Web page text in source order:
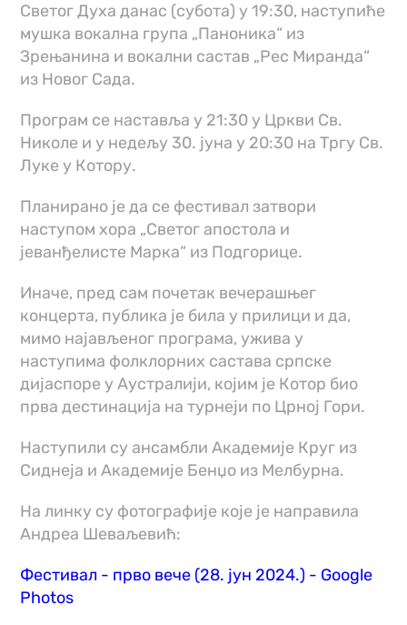
Светог Духа данас (субота) у 19:30, наступиће
мушка вокална група „Паноника“ из
Зрењанина и вокални састав „Рес Миранда“
из Новог Сада.
Програм се наставља у 21:30 у Цркви Св.
Николе и у недељу 30. јуна у 20:30 на Тргу Св.
Луке у Котору.
Планирано је да се фестивал затвори
наступом хора „Светог апостола и
јеванђелисте Марка“ из Подгорице.
Иначе, пред сам почетак вечерашњег
концерта, публика је била у прилици и да,
мимо најављеног програма, ужива у
наступима фолклорних састава српске
дијаспоре у Аустралији, којим је Котор био
прва дестинација на турнеји по Црној Гори.
Наступили су ансамбли Академије Круг из
Сиднеја и Академије Бенџо из Мелбурна.
На линку су фотографије које је направила
Андреа Шеваљевић:
Фестивал - прво вече (28. јун 2024.) - Google
Photos